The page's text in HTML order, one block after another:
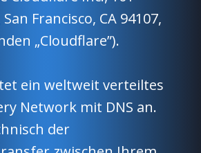
Francisco, CA 94107,
„Cloudflare”).
ein weltweit verteiltes
Network mit DNS an.
der